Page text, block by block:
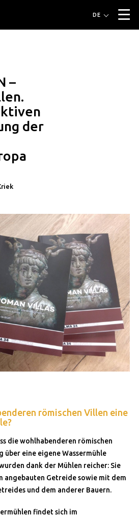
▼
Artikel
Bildung
Rezept
Freunde
Via Belgica
Via Belgica
Forschung
Ausbildung
Freunde
Reiseführer
Kontakt
Presse
Gemeinden
DE
–
der
römischen Villen eine
die wohlhabenderen römischen
über eine eigene Wassermühle
dank der Mühlen reicher: Sie
angebauten Getreide sowie mit dem
und dem anderer Bauern.
findet sich im